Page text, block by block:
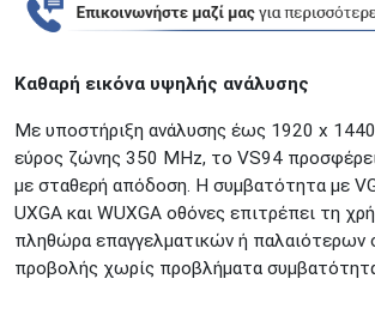
ΓΛΥΦΑΔΑ
A.
ΚΕΝΤΡΙΚΕΣ ΑΠΟΘΗΚΕΣ
ΘΕΣΣΑΛΟΝΙΚΗ
Προσοχή!Η Διαθεσιμότητα
Διαβάστε εδώ
Καθαρή εικόνα υψηλής ανάλυσης
Με υποστήριξη ανάλυσης έως 1920 x
εύρος ζώνης 350 MHz, το VS94 προσφέρει
με σταθερή απόδοση. Η συμβατότητα με
UXGA και WUXGA οθόνες επιτρέπει τη
πληθώρα επαγγελματικών ή παλαιότερων
προβολής χωρίς προβλήματα